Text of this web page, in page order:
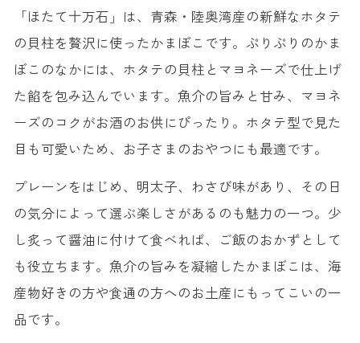
「ほたて十万石」は、青森・陸奥湾産の新鮮なホタテ
の貝柱を贅沢に使ったかまぼこです。ぷりぷりのかま
ぼこのなかには、ホタテの貝柱とマヨネーズで仕上げ
た餡を包み込んでいます。魚介の旨みと甘み、マヨネ
ーズのコクがお酒のお供にぴったり。ホタテ型で見た
目も可愛いため、お子さまのおやつにも最適です。
プレーンをはじめ、明太子、わさび味があり、その日
の気分によって選ぶ楽しさがあるのも魅力の一つ。少
し炙って醤油に付けて食べれば、ご飯のおかずとして
も役立ちます。魚介の旨みを凝縮したかまぼこは、海
産物好きの方や食通の方へのお土産にもってこいの一
品です。